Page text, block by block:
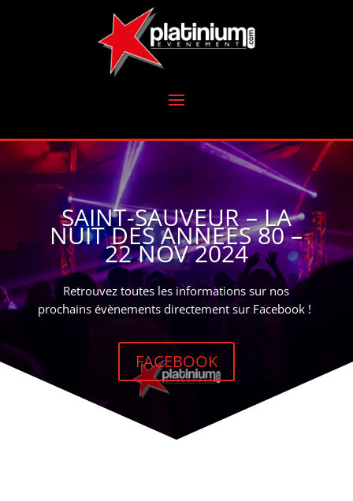
SAINT-SAUVEUR – LA
NUIT DES ANNÉES 80 –
22 NOV 2024
Retrouvez toutes les informations sur nos
prochains évènements directement sur Facebook !
FACEBOOK